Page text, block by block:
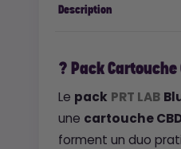
Description
? Pack Cartouche
Le pack PRT LAB
une cartouche
forment un duo